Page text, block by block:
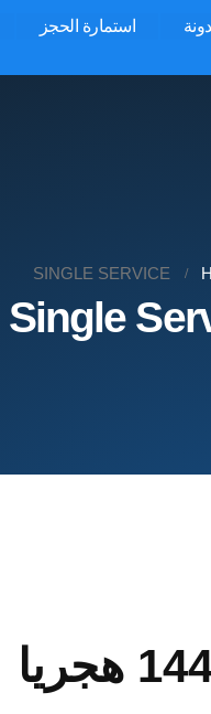
استمارة الحجز
SINGLE SERVICE
Single